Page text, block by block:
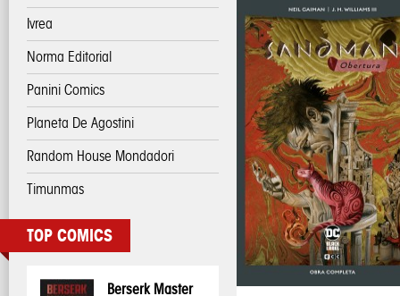
Ivrea
Norma Editorial
Panini Comics
Planeta De Agostini
Random House Mondadori
Timunmas
TOP COMICS
Berserk Master